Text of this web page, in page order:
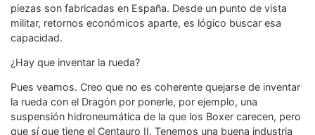
piezas son fabricadas en España. Desde un punto de vista
militar, retornos económicos aparte, es lógico buscar esa
capacidad.
¿Hay que inventar la rueda?
Pues veamos. Creo que no es coherente quejarse de inventar
la rueda con el Dragón por ponerle, por ejemplo, una
suspensión hidroneumática de la que los Boxer carecen, pero
que sí que tiene el Centauro II. Tenemos una buena industria